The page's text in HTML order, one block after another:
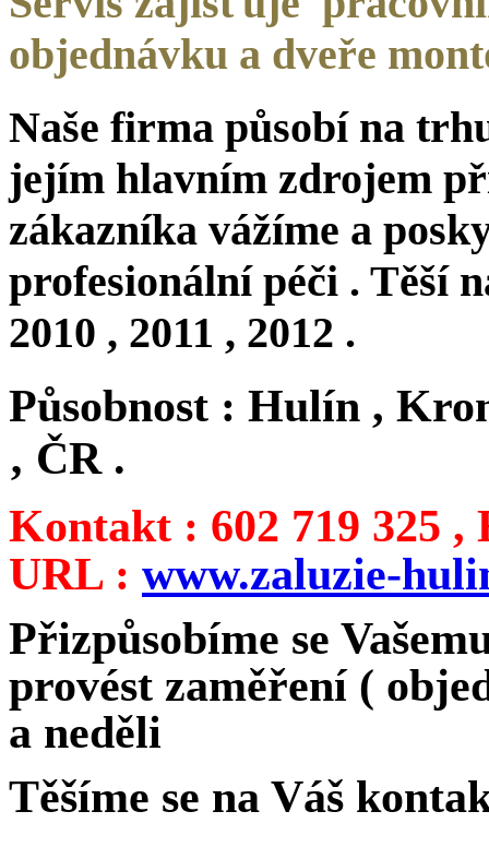
objednávku a dveře
Naše firma působí na
jejím hlavním zdrojem
zákazníka vážíme a
profesionální péči . Těší
2010 , 2011 , 2012 .
Působnost : Hulín ,
‚ ČR .
Kontakt : 602 719 325
URL : www.zaluzie-
Přizpůsobíme se
provést zaměření (
a neděli
Těšíme se na Váš